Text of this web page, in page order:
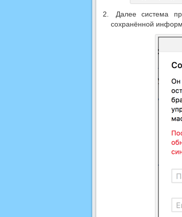
Далее система
сохранённой